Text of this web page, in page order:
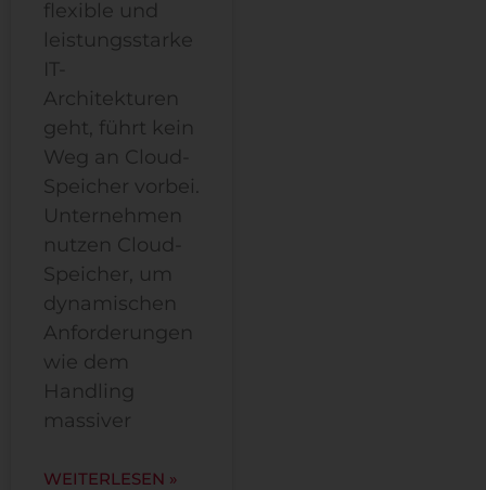
flexible und
leistungsstarke
IT-
Architekturen
geht, führt kein
Weg an Cloud-
Speicher vorbei.
Unternehmen
nutzen Cloud-
Speicher, um
dynamischen
Anforderungen
wie dem
Handling
massiver
WEITERLESEN »